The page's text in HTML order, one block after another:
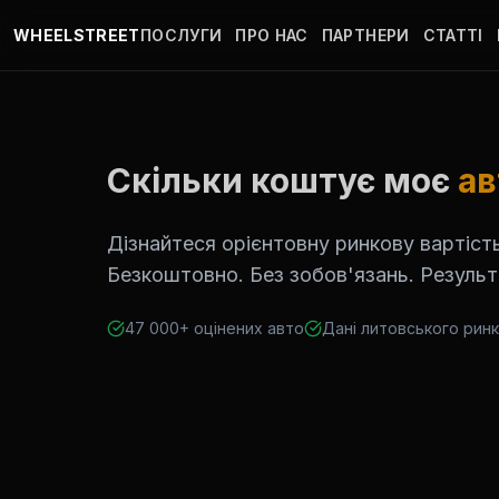
WHEELSTREETПОСЛУГИ ПРО НАС ПАРТНЕРИ СТАТТІ
Скільки коштує моє
Дізнайтеся орієнтовну ринкову
Безкоштовно. Без зобов'язань.
47 000+ оцінених авто Дані литовського